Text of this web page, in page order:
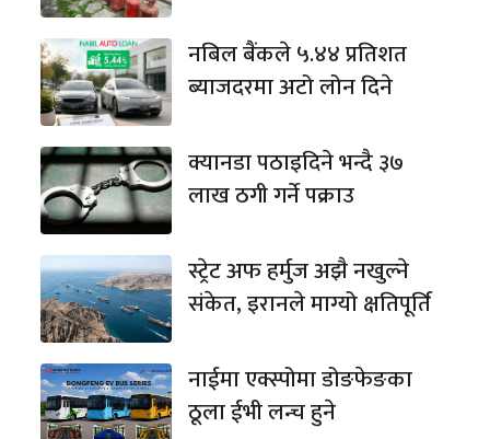
नबिल बैंकले ५.४४ प्रतिशत
ब्याजदरमा अटो लोन दिने
क्यानडा पठाइदिने भन्दै ३७
लाख ठगी गर्ने पक्राउ
स्ट्रेट अफ हर्मुज अझै नखुल्ने
संकेत, इरानले माग्यो क्षतिपूर्ति
नाईमा एक्स्पोमा डोङफेङका
ठूला ईभी लन्च हुने